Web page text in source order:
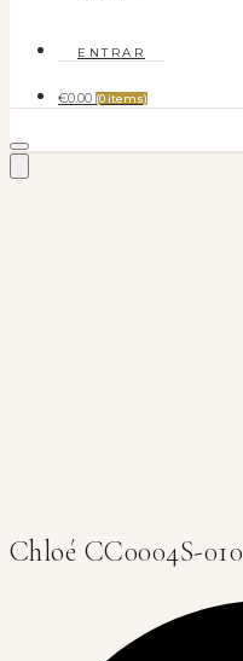
ENTRAR
€0.00 (0 items)
Chloé CC0004S-010